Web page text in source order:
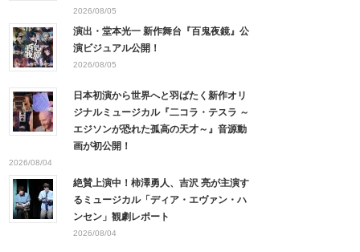
2026/08/05
演出・堂本光一 新作舞台『百鬼夜鏡』公
演ビジュアル公開！
2026/08/05
日本初演から世界へと羽ばたく新作オリ
ジナルミュージカル『二コラ・テスラ ～
エジソンが恐れた孤高の天才～』音源動
画が初公開！
2026/08/04
絶賛上演中！柿澤勇人、吉沢 亮が主演す
るミュージカル「ディア・エヴァン・ハ
ンセン」観劇レポート
2026/08/04